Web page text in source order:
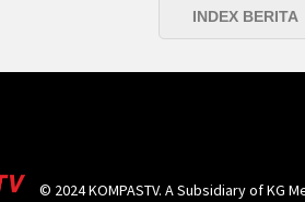
INDEX BERITA
© 2024 KOMPASTV. A Subsidiary ofKG